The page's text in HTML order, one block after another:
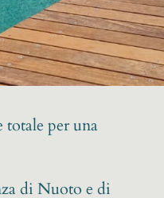
totale per una
di Nuoto e di